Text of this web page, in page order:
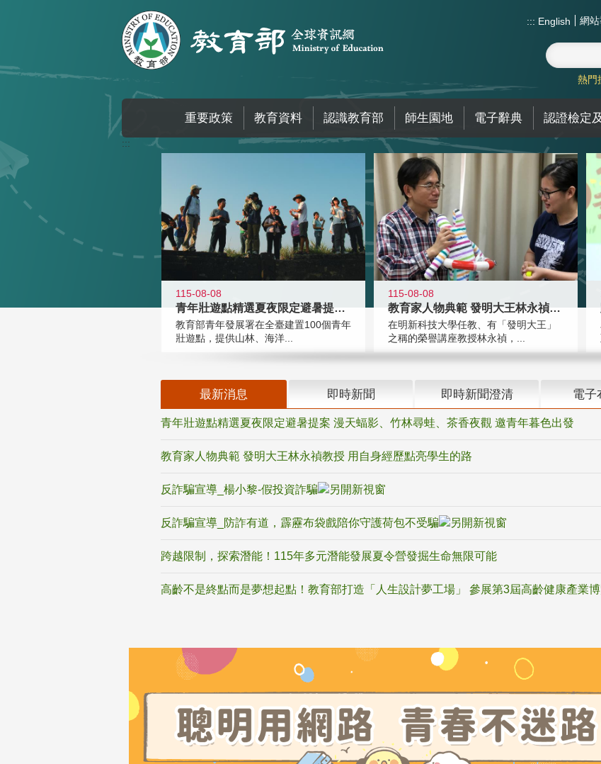
::: English 網
熱門
重要政策 教育資料 認識教育部 師生園地 電子辭典 認證檢定
:::
115-08-08
青年壯遊點精選夏夜限定避暑提案 漫
教育部青年發展署在全臺建置100個青年
壯遊點，提供山林、海洋...
115-08-08
教育家人物典範 發明大王林永禎教授
在明新科技大學任教、有「發明大王」
之稱的榮譽講座教授林永禎，...
最新消息 即時新聞 即時新聞澄清 電子
青年壯遊點精選夏夜限定避暑提案 漫天蝠影、竹林尋蛙、茶香夜觀 邀青年暮色出發
教育家人物典範 發明大王林永禎教授 用自身經歷點亮學生的路
反詐騙宣導_楊小黎-假投資詐騙
反詐騙宣導_防詐有道，霹靂布袋戲陪你守護荷包不受騙
跨越限制，探索潛能！115年多元潛能發展夏令營發掘生命無限可能
高齡不是終點而是夢想起點！教育部打造「人生設計夢工場」 參展第3屆高齡健康產業